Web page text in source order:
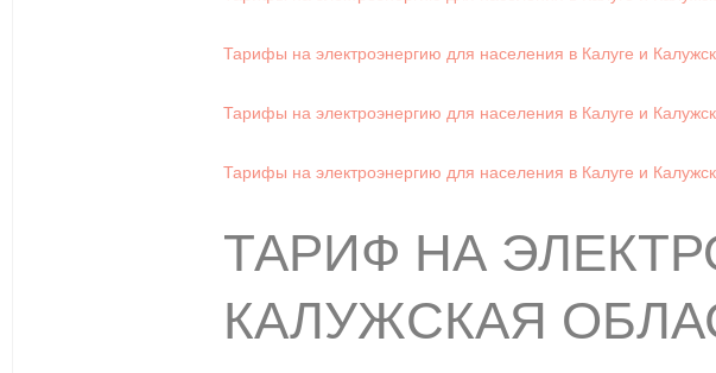
Тарифы на электроэнергию для населения в Калуге и
Тарифы на электроэнергию для населения в Калуге и
Тарифы на электроэнергию для населения в Калуге и
ТАРИФ НА
КАЛУЖСКАЯ